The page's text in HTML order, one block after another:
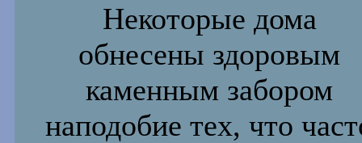
Некоторые дома
обнесены здоровым
каменным забором
наподобие тех, что